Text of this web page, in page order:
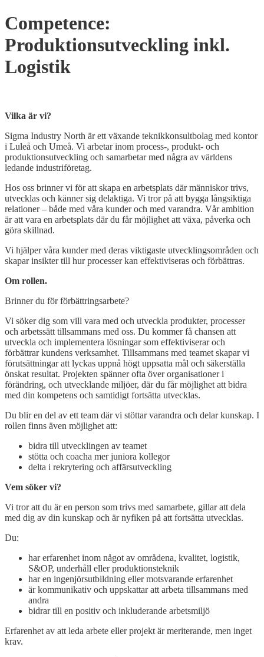
Skip
to
content
Home
Competence:
Produktionsutveckling inkl.
Logistik
Vilka är vi?
Sigma Industry North är ett växande teknikkonsultbolag med kontor
i Luleå och Umeå. Vi arbetar inom process-, produkt- och
produktionsutveckling och samarbetar med några av världens
ledande industriföretag.
Hos oss brinner vi för att skapa en arbetsplats där människor trivs,
utvecklas och känner sig delaktiga. Vi tror på att bygga långsiktiga
relationer – både med våra kunder och med varandra. Vår ambition
är att vara en arbetsplats där du får möjlighet att växa, påverka och
göra skillnad.
Vi hjälper våra kunder med deras viktigaste utvecklingsområden och
skapar insikter till hur processer kan effektiviseras och förbättras.
Om rollen.
Brinner du för förbättringsarbete?
Vi söker dig som vill vara med och utveckla produkter, processer
och arbetssätt tillsammans med oss. Du kommer få chansen att
utveckla och implementera lösningar som effektiviserar och
förbättrar kundens verksamhet. Tillsammans med teamet skapar vi
förutsättningar att lyckas uppnå högt uppsatta mål och säkerställa
önskat resultat. Projekten spänner ofta över organisationer i
förändring, och utvecklande miljöer, där du får möjlighet att bidra
med din kompetens och samtidigt fortsätta utvecklas.
Du blir en del av ett team där vi stöttar varandra och delar kunskap. I
rollen finns även möjlighet att:
bidra till utvecklingen av teamet
stötta och coacha mer juniora kollegor
delta i rekrytering och affärsutveckling
Vem söker vi?
Vi tror att du är en person som trivs med samarbete, gillar att dela
med dig av din kunskap och är nyfiken på att fortsätta utvecklas.
Du:
har erfarenhet inom något av områdena, kvalitet, logistik,
S&OP, underhåll eller produktionsteknik
har en ingenjörsutbildning eller motsvarande erfarenhet
är kommunikativ och uppskattar att arbeta tillsammans med
andra
bidrar till en positiv och inkluderande arbetsmiljö
Erfarenhet av att leda arbete eller projekt är meriterande, men inget
krav.